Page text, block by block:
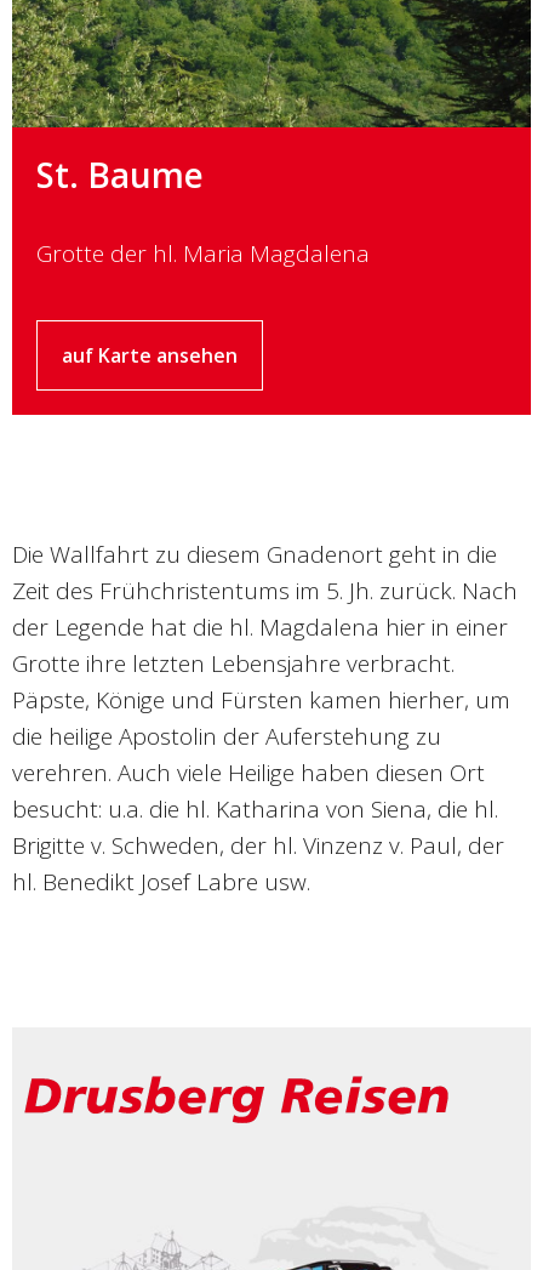
St. Baume
Grotte der hl. Maria Magdalena
auf Karte ansehen
Die Wallfahrt zu diesem Gnadenort geht in die
Zeit des Frühchristentums im 5. Jh. zurück. Nach
der Legende hat die hl. Magdalena hier in einer
Grotte ihre letzten Lebensjahre verbracht.
Päpste, Könige und Fürsten kamen hierher, um
die heilige Apostolin der Auferstehung zu
verehren. Auch viele Heilige haben diesen Ort
besucht: u.a. die hl. Katharina von Siena, die hl.
Brigitte v. Schweden, der hl. Vinzenz v. Paul, der
hl. Benedikt Josef Labre usw.